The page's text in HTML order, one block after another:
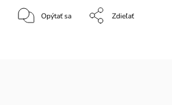
Opýtať sa Zdieľať